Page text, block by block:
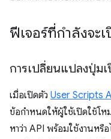
ฟีเจอร์ที่กำลังจะ
การเปลี่ยนแปลงปุ่ม
เมื่อเปิดตัว User Scripts
ข้อกำหนดให้ผู้ใช้เปิดใช้โ
หาว่า API พร้อมใช้งานหรื